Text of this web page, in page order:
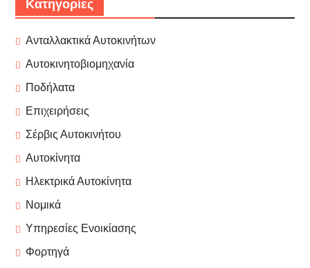
Κατηγορίες
Ανταλλακτικά Αυτοκινήτων
Αυτοκινητοβιομηχανία
Ποδήλατα
Επιχειρήσεις
Σέρβις Αυτοκινήτου
Αυτοκίνητα
Ηλεκτρικά Αυτοκίνητα
Νομικά
Υπηρεσίες Ενοικίασης
Φορτηγά